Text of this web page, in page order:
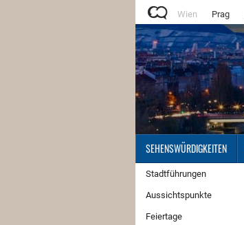
Wien Prag
SEHENSWÜRDIGKEITEN
Stadtführungen
Aussichtspunkte
Feiertage